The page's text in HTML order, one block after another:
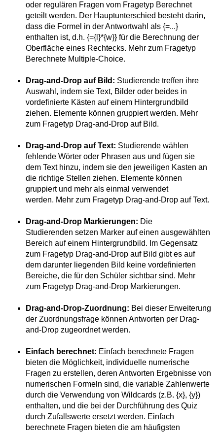
oder regulären Fragen vom Fragetyp Berechnet
geteilt werden. Der Hauptunterschied besteht darin,
dass die Formel in der Antwortwahl als {=...}
enthalten ist, d.h. {={l}*{w}} für die Berechnung der
Oberfläche eines Rechtecks. Mehr zum Fragetyp
Berechnete Multiple-Choice.
Drag-and-Drop auf Bild: Studierende treffen ihre
Auswahl, indem sie Text, Bilder oder beides in
vordefinierte Kästen auf einem Hintergrundbild
ziehen. Elemente können gruppiert werden. Mehr
zum Fragetyp Drag-and-Drop auf Bild.
Drag-and-Drop auf Text: Studierende wählen
fehlende Wörter oder Phrasen aus und fügen sie
dem Text hinzu, indem sie den jeweiligen Kasten an
die richtige Stellen ziehen. Elemente können
gruppiert und mehr als einmal verwendet
werden. Mehr zum Fragetyp Drag-and-Drop auf Text.
Drag-and-Drop Markierungen: Die
Studierenden setzen Marker auf einen ausgewählten
Bereich auf einem Hintergrundbild. Im Gegensatz
zum Fragetyp Drag-and-Drop auf Bild gibt es auf
dem darunter liegenden Bild keine vordefinierten
Bereiche, die für den Schüler sichtbar sind. Mehr
zum Fragetyp Drag-and-Drop Markierungen.
Drag-and-Drop-Zuordnung: Bei dieser Erweiterung
der Zuordnungsfrage können Antworten per Drag-
and-Drop zugeordnet werden.
Einfach berechnet: Einfach berechnete Fragen
bieten die Möglichkeit, individuelle numerische
Fragen zu erstellen, deren Antworten Ergebnisse von
numerischen Formeln sind, die variable Zahlenwerte
durch die Verwendung von Wildcards (z.B. {x}, {y})
enthalten, und die bei der Durchführung des Quiz
durch Zufallswerte ersetzt werden. Einfach
berechnete Fragen bieten die am häufigsten